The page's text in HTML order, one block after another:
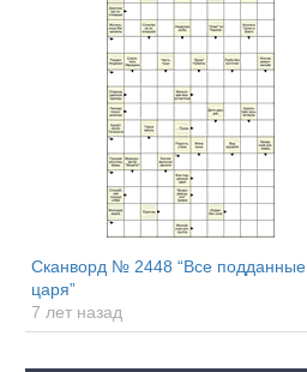
Сканворд № 2448 “Все подданные
царя”
7 лет назад